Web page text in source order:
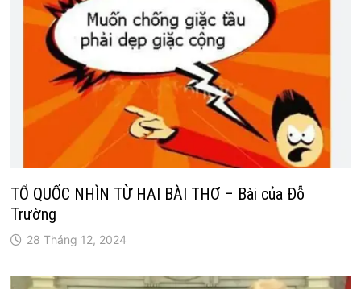
TỔ QUỐC NHÌN TỪ HAI BÀI THƠ – Bài của Đỗ
Trường
28 Tháng 12, 2024